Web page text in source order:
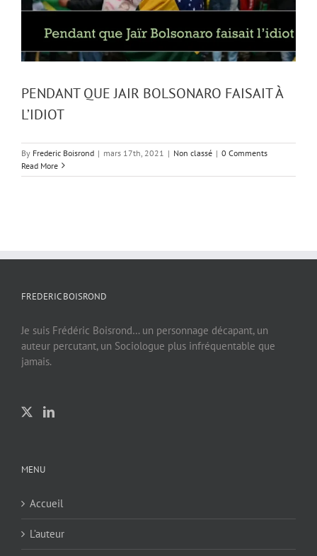
PENDANT QUE JAIR BOLSONARO FAISAIT À
L’IDIOT
By Frederic Boisrond | mars 17th, 2021 | Non classé | 0 Comments
Read More
FREDERIC BOISROND
Je suis Frédéric Boisrond… un personnage décapant, un
auteur percutant, un Sociologue plus infréquentable que
jamais.
MENU
Accueil
L’auteur